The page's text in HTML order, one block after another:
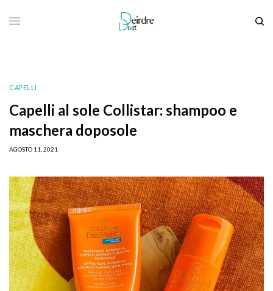
CAPELLI
Capelli al sole Collistar: shampoo e
maschera doposole
AGOSTO 11, 2021